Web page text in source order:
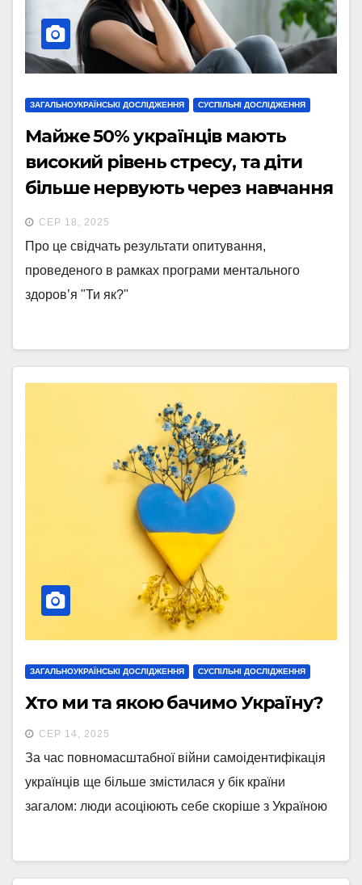
ЗАГАЛЬНОУКРАЇНСЬКІ ДОСЛІДЖЕННЯ СУСПІЛЬНІ ДОСЛІДЖЕННЯ
Майже 50% українців мають
високий рівень стресу, та діти
більше нервують через навчання
– опитування
СЕР 18, 2025
Про це свідчать результати опитування,
проведеного в рамках програми ментального
здоров’я "Ти як?"
ЗАГАЛЬНОУКРАЇНСЬКІ ДОСЛІДЖЕННЯ СУСПІЛЬНІ ДОСЛІДЖЕННЯ
Хто ми та якою бачимо Україну?
СЕР 14, 2025
За час повномасштабної війни самоідентифікація
українців ще більше змістилася у бік країни
загалом: люди асоціюють себе скоріше з Україною